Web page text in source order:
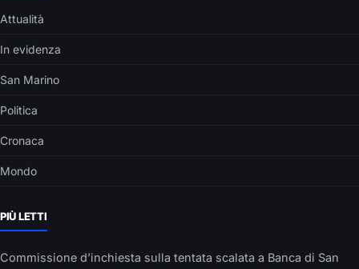
Attualità
In evidenza
San Marino
Politica
Cronaca
Mondo
PIÙ LETTI
Commissione d’inchiesta sulla tentata scalata a Banca di San